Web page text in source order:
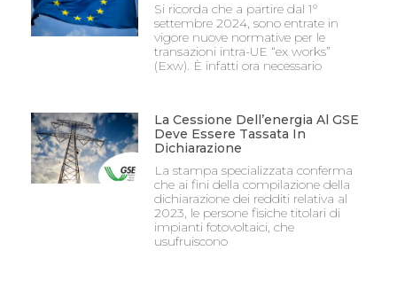
Si ricorda che a partire dal 1°
settembre 2024, sono entrate in
vigore nuove normative per le
transazioni intra-UE “ex works”
(Exw). È infatti ora necessario
La Cessione Dell’energia Al GSE
Deve Essere Tassata In
Dichiarazione
La stampa specializzata conferma
che ai fini della compilazione della
dichiarazione dei redditi relativa al
2023, le persone fisiche titolari di
impianti fotovoltaici, che
usufruiscono